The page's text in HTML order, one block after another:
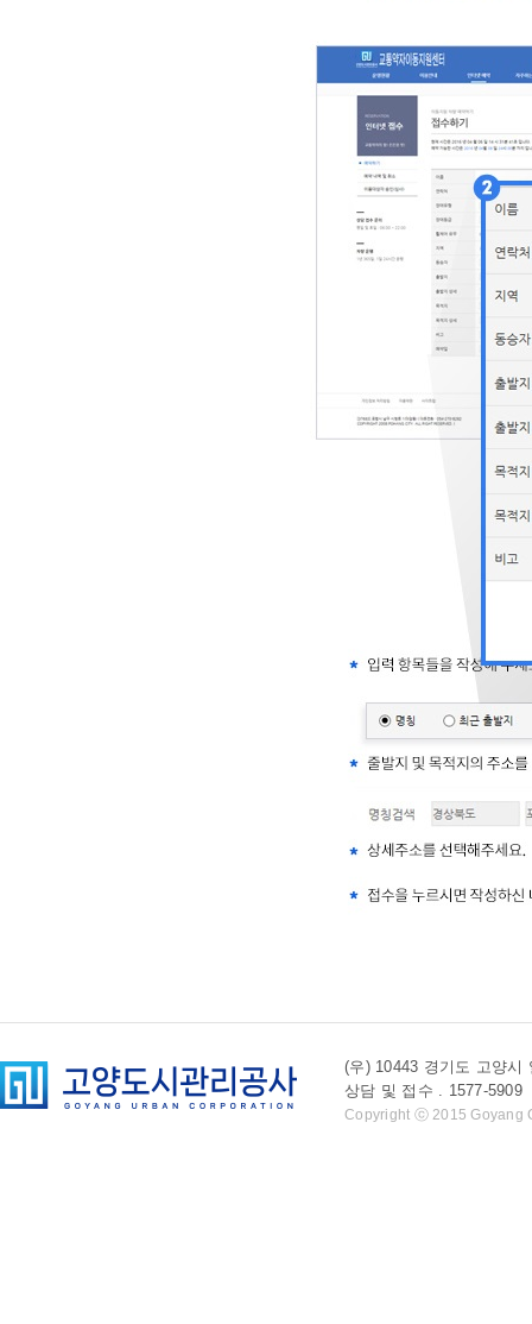
(우) 10443 경기도 고양시
상담 및 접수 . 1577-
Copyright ⓒ 2015 Goyang